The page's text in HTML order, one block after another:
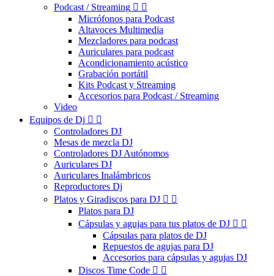
Podcast / Streaming  
Micrófonos para Podcast
Altavoces Multimedia
Mezcladores para podcast
Auriculares para podcast
Acondicionamiento acústico
Grabación portátil
Kits Podcast y Streaming
Accesorios para Podcast / Streaming
Video
Equipos de Dj  
Controladores DJ
Mesas de mezcla DJ
Controladores DJ Autónomos
Auriculares DJ
Auriculares Inalámbricos
Reproductores Dj
Platos y Giradiscos para DJ  
Platos para DJ
Cápsulas y agujas para tus platos de DJ  
Cápsulas para platos de DJ
Repuestos de agujas para DJ
Accesorios para cápsulas y agujas DJ
Discos Time Code  